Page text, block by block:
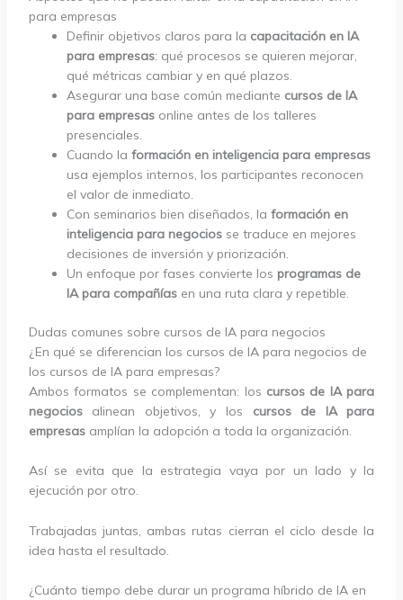
para empresas
Definir objetivos claros para la capacitación en IA
para empresas: qué procesos se quieren mejorar,
qué métricas cambiar y en qué plazos.
Asegurar una base común mediante cursos de IA
para empresasonline antes de los talleres
presenciales.
Cuando la formación en inteligencia para empresas
usa ejemplos internos, los participantes reconocen
el valor de inmediato.
Con seminarios bien diseñados, la formación en
inteligencia para negociosse traduce en mejores
decisiones de inversión y priorización.
Un enfoque por fases convierte los programas de
IA para compañíasen una ruta clara y repetible.
Dudas comunes sobre cursos de IA para negocios
¿En qué se diferencian los cursos de IA para negocios de
los cursos de IA para empresas?
Ambos formatos se complementan: los cursos de IA para
negociosalinean objetivos, y los cursos de IA para
empresasamplían la adopción a toda la organización.
Así se evita que la estrategia vaya por un lado y la
ejecución por otro.
Trabajadas juntas, ambas rutas cierran el ciclo desde la
idea hasta el resultado.
¿Cuánto tiempo debe durar un programa híbrido de IA en